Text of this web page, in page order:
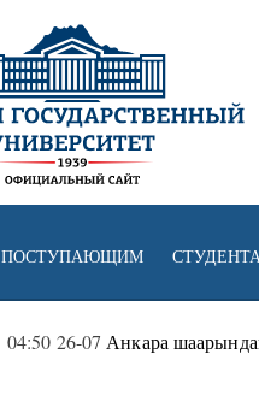
ПОСТУПАЮЩИМ
04:50 26-07 Анкара